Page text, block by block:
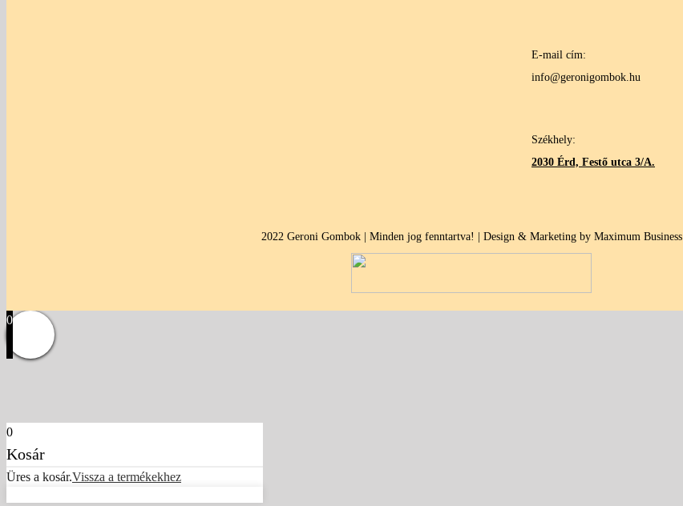
E-mail cím:
info@geronigombok.hu
Székhely:
2030 Érd, Festő utca 3/A.
2022 Geroni Gombok | Minden jog fenntartva! | Design & Marketing by Maximum Business
0
0
Kosár
Üres a kosár.Vissza a termékekhez